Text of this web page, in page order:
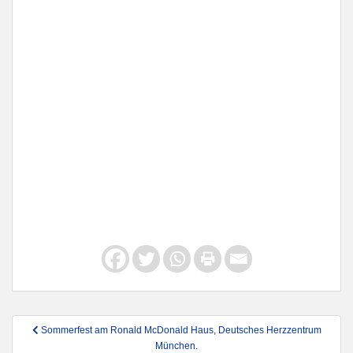
Beitragsnavigation
Sommerfest am Ronald McDonald Haus, Deutsches Herzzentrum
München.